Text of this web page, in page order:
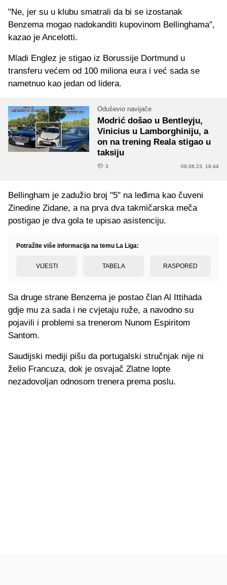
"Ne, jer su u klubu smatrali da bi se izostanak
Benzema mogao nadokanditi kupovinom Bellinghama",
kazao je Ancelotti.
Mladi Englez je stigao iz Borussije Dortmund u
transferu većem od 100 miliona eura i već sada se
nametnuo kao jedan od lidera.
Oduševio navijače
Modrić došao u Bentleyju,
Vinicius u Lamborghiniju, a
on na trening Reala stigao u
taksiju
3 09.08.23. 18:44
Bellingham je zadužio broj "5" na leđima kao čuveni
Zinedine Zidane, a na prva dva takmičarska meča
postigao je dva gola te upisao asistenciju.
Potražite više informacija na temu La Liga:
VIJESTI TABELA RASPORED
Sa druge strane Benzema je postao član Al Ittihada
gdje mu za sada i ne cvjetaju ruže, a navodno su
pojavili i problemi sa trenerom Nunom Espiritom
Santom.
Saudijski mediji pišu da portugalski stručnjak nije ni
želio Francuza, dok je osvajač Zlatne lopte
nezadovoljan odnosom trenera prema poslu.